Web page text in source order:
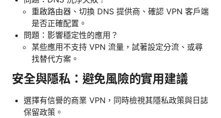
重啟路由器、切換 DNS 提供商、確認 VPN 客戶端
是否正確配置。
問題：影響穩定性的應用？
某些應用不支持 VPN 流量，試著設定分流、或尋
找替代方案。
安全與隱私：避免風險的實用建議
選擇有信譽的商業 VPN，同時檢視其隱私政策與日誌
保留政策。